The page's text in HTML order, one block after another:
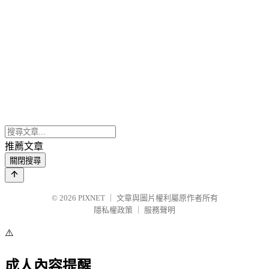
推薦文章
關閉搜尋
© 2026 PIXNET
文章與圖片權利屬原作者所有
隱私權政策
服務聲明
⚠️
成人內容提醒